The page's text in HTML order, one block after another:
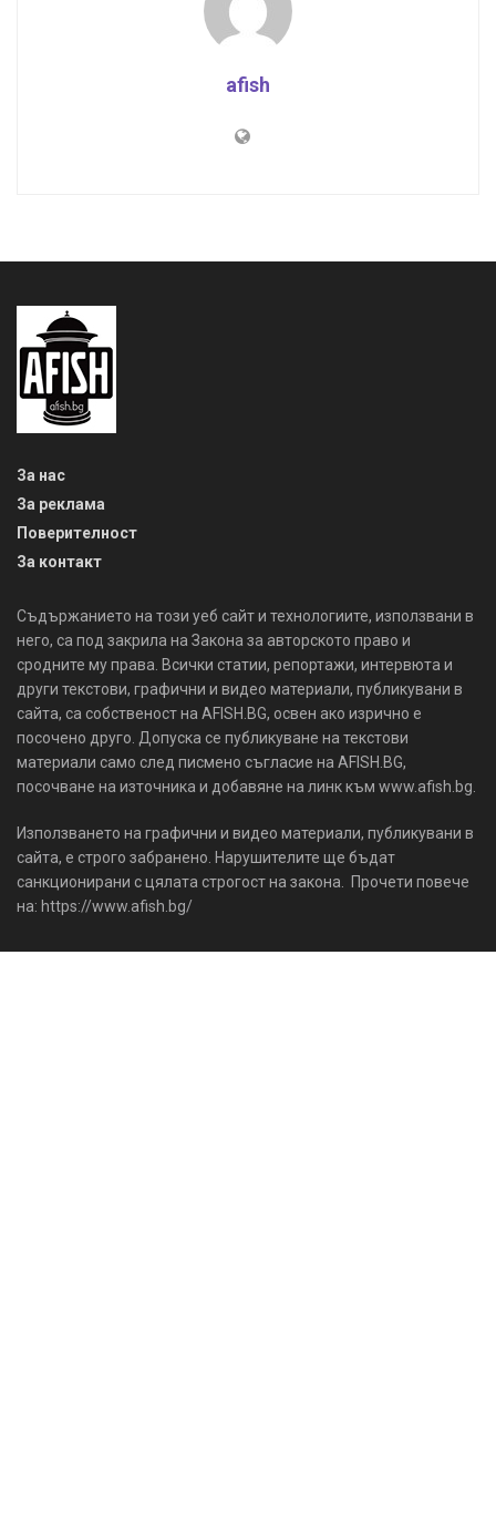
afish
За нас
За реклама
Поверителност
За контакт
Съдържанието на този уеб сайт и технологиите, използвани в
него, са под закрила на Закона за авторското право и
сродните му права. Всички статии, репортажи, интервюта и
други текстови, графични и видео материали, публикувани в
сайта, са собственост на AFISH.BG, освен ако изрично е
посочено друго. Допуска се публикуване на текстови
материали само след писмено съгласие на AFISH.BG,
посочване на източника и добавяне на линк към www.afish.bg.
Използването на графични и видео материали, публикувани в
сайта, е строго забранено. Нарушителите ще бъдат
санкционирани с цялата строгост на закона. Прочети повече
на: https://www.afish.bg/